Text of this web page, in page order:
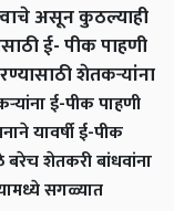
असून कुठल्याही
ई- पीक पाहणी
शेतकऱ्यांना
ई-पीक पाहणी
यावर्षी ई-पीक
बरेच शेतकरी बांधवांना
सगळ्यात